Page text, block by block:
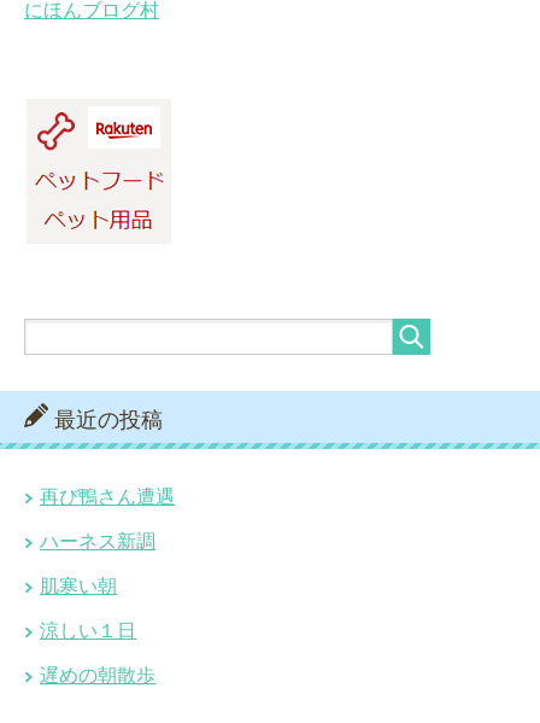
にほんブログ村
最近の投稿
再び鴨さん遭遇
ハーネス新調
肌寒い朝
涼しい１日
遅めの朝散歩